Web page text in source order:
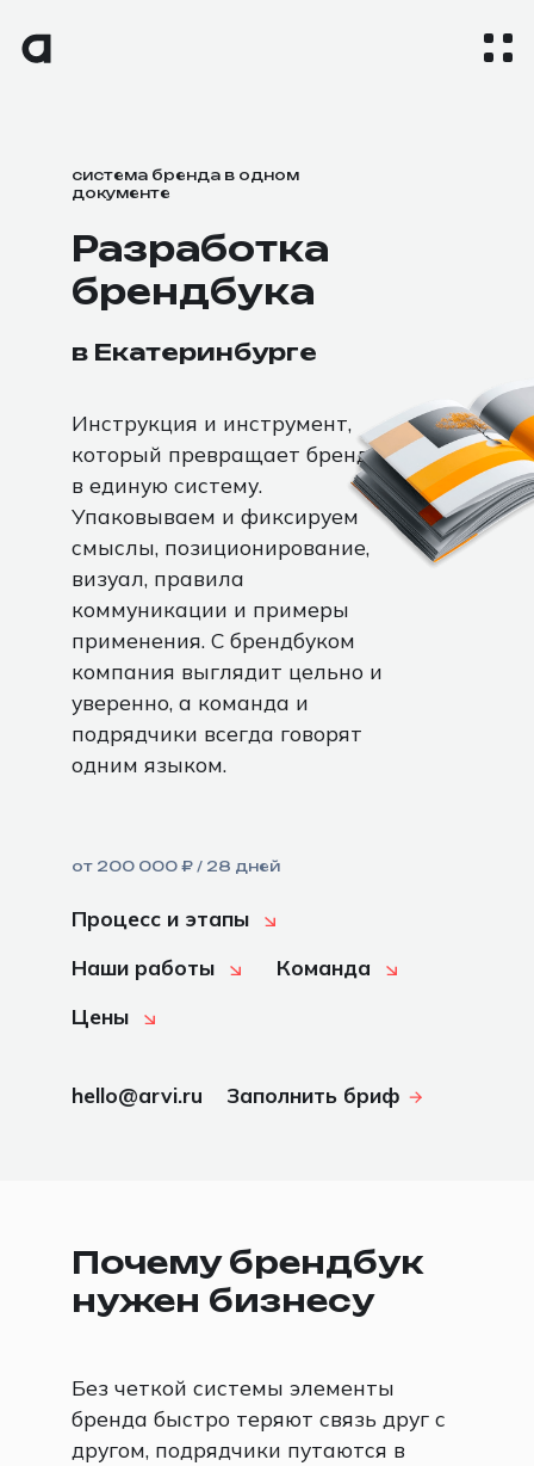
система бренда в одном
документе
Разработка
брендбука
в Екатеринбурге
Инструкция и инструмент,
который превращает бренд
в единую систему.
Упаковываем и фиксируем
смыслы, позиционирование,
визуал, правила
коммуникации и примеры
применения. С брендбуком
компания выглядит цельно и
уверенно, а команда и
подрядчики всегда говорят
одним языком.
от 200 000 ₽ / 28 дней
Процесс и этапы
Наши работы
Команда
Цены
hello@arvi.ru Заполнить бриф
Почему брендбук
нужен бизнесу
Без четкой системы элементы
бренда быстро теряют связь друг с
другом, подрядчики путаются в